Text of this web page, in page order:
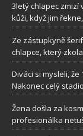
3letý chlapec zmizí
kůži, když jim
Ze zástupkyně
chlapce, který
Diváci si mysleli,
Nakonec celý
Žena došla za
profesionálka